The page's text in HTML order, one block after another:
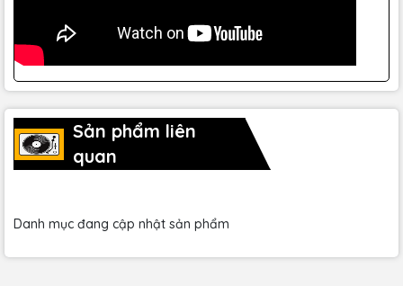
giúp giảng dạy một cách hiệu quả hơn. Ae có thể tự do di
chuyển trong lớp học hoặc phòng tập mà vẫn giữ được âm
thanh rõ ràng, không bị gián đoạn.
Sản phẩm liên
quan
Danh mục đang cập nhật sản phẩm